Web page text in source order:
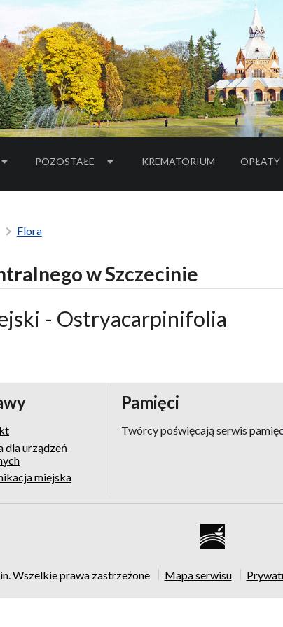
POZOSTAŁE KREMATORIUM OPŁATY
Flora
w Szczecinie
- Ostryacarpinifolia
dla urządzeń
miejska
Pamięci
Twórcy poświęcają serwis
Wszelkie prawa zastrzeżone Mapa serwisu